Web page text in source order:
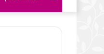
Bölmesi